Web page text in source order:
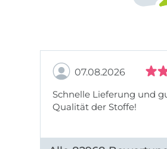
07.08.2026
Schnelle Lieferung und
Qualität der Stoffe!